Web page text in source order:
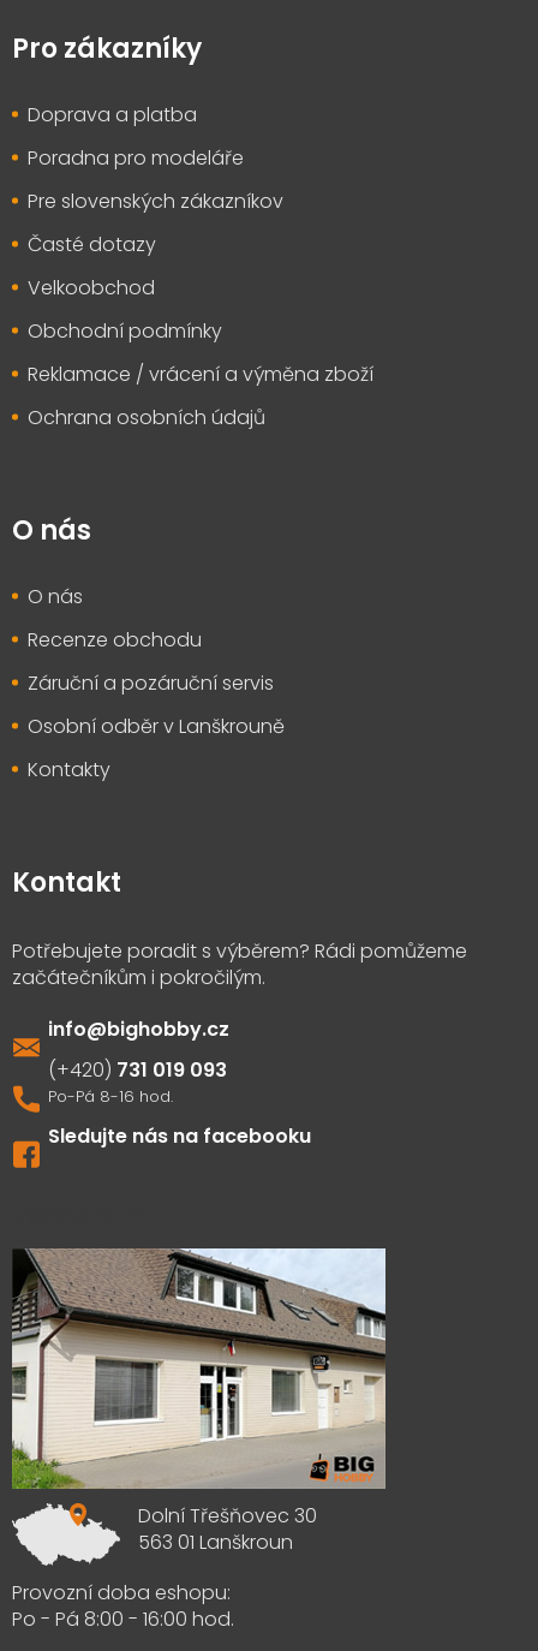
pPro zákazníky
Doprava a platba
Poradna pro modeláře
Pre slovenských zákazníkov
Časté dotazy
Velkoobchod
Obchodní podmínky
Reklamace / vrácení a výměna zboží
Ochrana osobních údajů
O nás
O nás
Recenze obchodu
Záruční a pozáruční servis
Osobní odběr v Lanškrouně
Kontakty
Kontakt
info@bighobby.cz
731 019 093
Sledujte nás na facebooku
Dolní Třešňovec 30
563 01 Lanškroun
Provozní doba eshopu:
Po - Pá 8:00 - 16:00 hod.